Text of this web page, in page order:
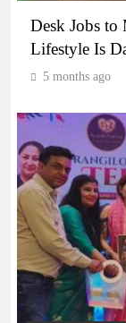
Desk Jobs to
Lifestyle Is
5 months ago